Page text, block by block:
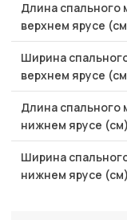
Длина спального
верхнем ярусе
Ширина
верхнем ярусе
Длина спального
нижнем ярусе (см)
Ширина
нижнем ярусе (см)